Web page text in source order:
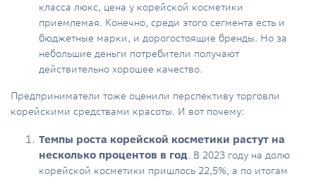
класса люкс, цена у корейской косметики
приемлемая. Конечно, среди этого сегмента есть и
бюджетные марки, и дорогостоящие бренды. Но за
небольшие деньги потребители получают
действительно хорошее качество.
Предприниматели тоже оценили перспективу торговли
корейскими средствами красоты. И вот почему:
Темпы роста корейской косметики растут на
несколько процентов в год. В 2023 году на долю
корейской косметики пришлось 22,5%, а по итогам